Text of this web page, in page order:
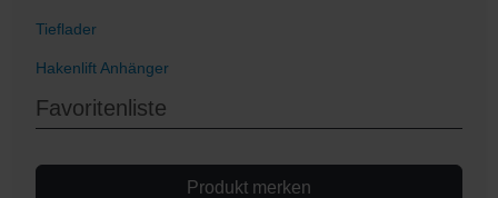
Tieflader
Hakenlift Anhänger
Favoritenliste
Produkt merken